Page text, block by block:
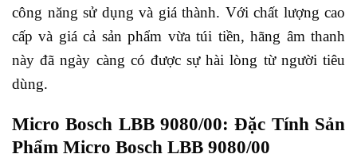
công năng sử dụng và giá thành. Với chất lượng cao
cấp và giá cả sản phẩm vừa túi tiền, hãng âm thanh
này đã ngày càng có được sự hài lòng từ người tiêu
dùng.
Micro Bosch LBB 9080/00: Đặc Tính Sản
Phẩm Micro Bosch LBB 9080/00